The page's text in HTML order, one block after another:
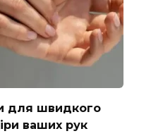
для швидкого
ваших рук